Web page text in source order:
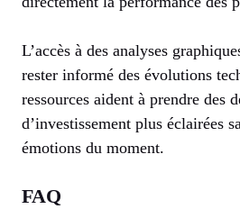
L’accès à des analyses
rester informé des évolutions
ressources aident à prendre des
d’investissement plus éclairées
émotions du moment.
FAQ